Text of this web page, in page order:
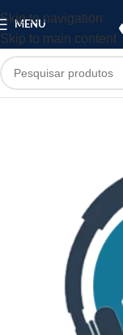
Skip to navigation
Skip to main content
MENU